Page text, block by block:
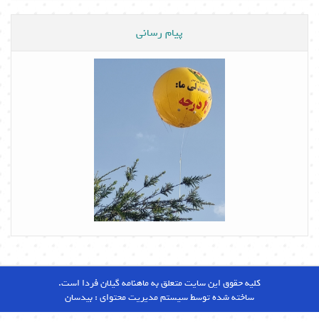
پیام رسانی
کلیه حقوق این سایت متعلق به ماهنامه گیلان فردا است.
ساخته شده توسط سیستم مدیریت محتوای :بیدسان